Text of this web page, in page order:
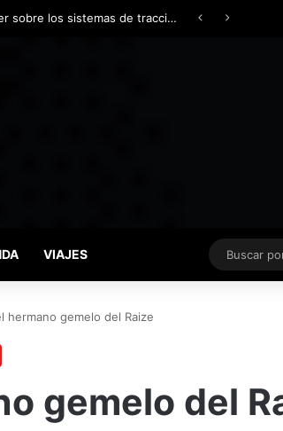
de Kartismo
VIAJES
hermano gemelo del Raize
gemelo del